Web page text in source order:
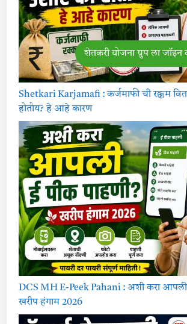
Shetkari Karjamafi : कर्जमाफी ची रक्कम
होतोय? हे आहे कारण
DCS MH E-Peek Pahani : अशी करा आपली
खरीप हंगाम 2026